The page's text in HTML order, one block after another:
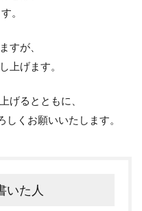
。
すが、
上げます。
げるとともに、
くお願いいたします。
いた人